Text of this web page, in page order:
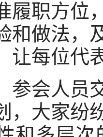
履职方位
和做法，
让每位代
会人员交
，大家纷